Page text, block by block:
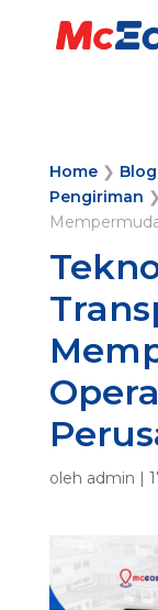
Home❯ Blog
Pengiriman ❯
oleh admin |